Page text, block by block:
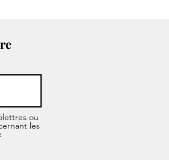
ou
les